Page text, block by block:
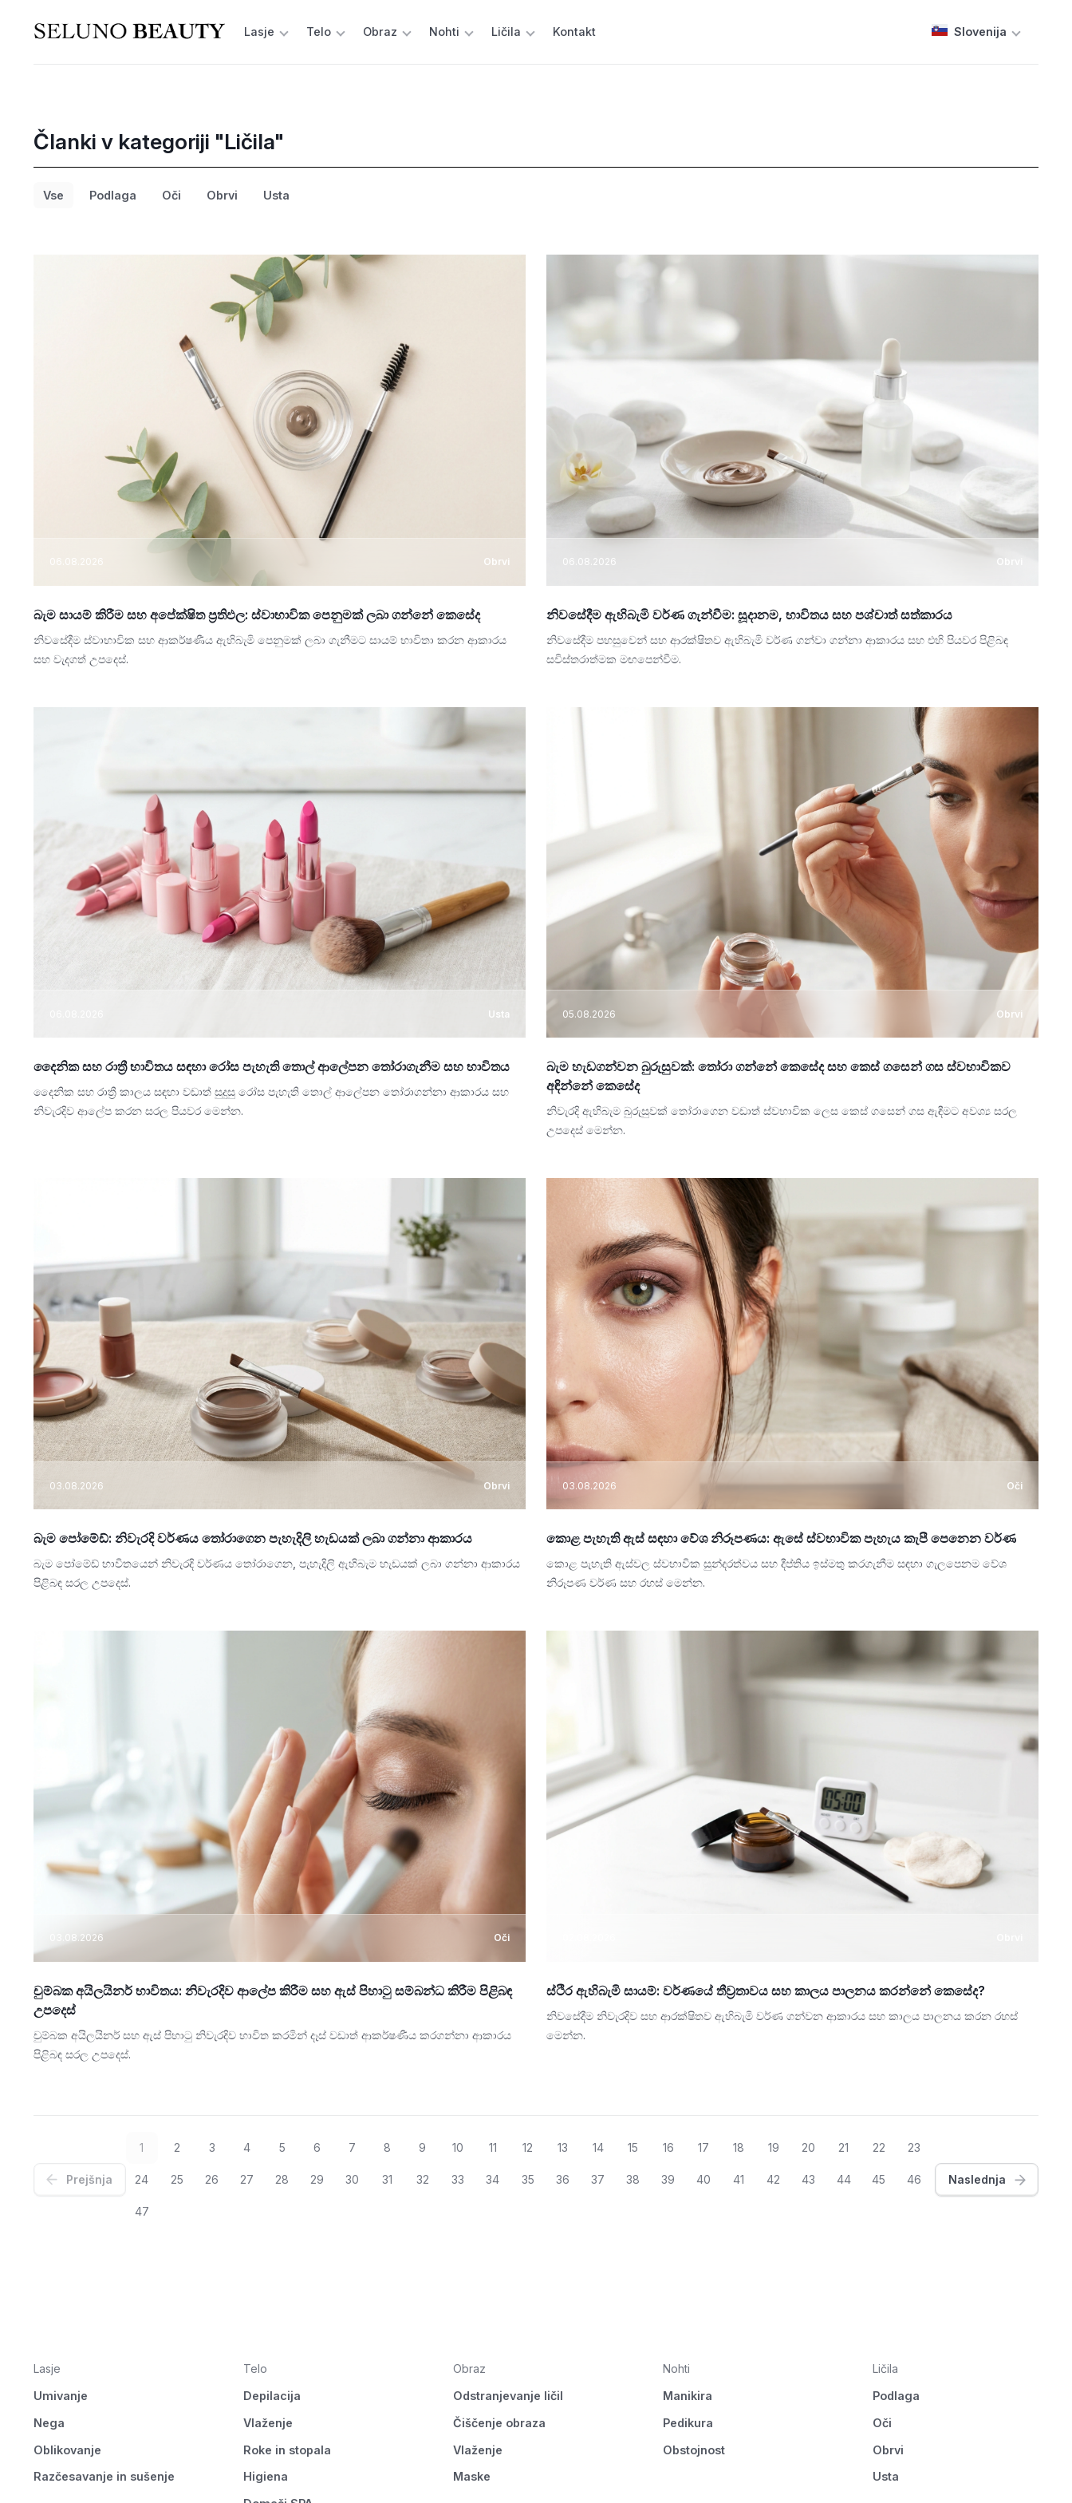
Lasje Telo Obraz Nohti Ličila Kontakt Slovenija
Članki v kategoriji "Ličila"
Vse Podlaga Oči Obrvi Usta
06.08.2026 Obrvi
බැම සායම් කිරීම සහ අපේක්ෂිත ප්‍රතිඵල: ස්වාභාවික පෙනුමක් ලබා ගන්නේ කෙසේද
නිවසේදීම ස්වාභාවික සහ ආකර්ෂණීය ඇහිබැමි පෙනුමක් ලබා ගැනීමට සායම් භාවිතා කරන ආකාරය
සහ වැදගත් උපදෙස්.
06.08.2026 Obrvi
නිවසේදීම ඇහිබැමි වර්ණ ගැන්වීම: සූදානම, භාවිතය සහ පශ්චාත් සත්කාරය
නිවසේදීම පහසුවෙන් සහ ආරක්ෂිතව ඇහිබැමි වර්ණ ගන්වා ගන්නා ආකාරය සහ එහි පියවර පිළිබඳ
සවිස්තරාත්මක මඟපෙන්වීම.
Usta
දෛනික සහ රාත්‍රී භාවිතය සඳහා රෝස පැහැති තොල් ආලේපන තෝරාගැනීම සහ භාවිතය
දෛනික සහ රාත්‍රී කාලය සඳහා වඩාත් සුදුසු රෝස පැහැති තොල් ආලේපන තෝරාගන්නා ආකාරය සහ
නිවැරදිව ආලේප කරන සරල පියවර මෙන්න.
05.08.2026 Obrvi
බැම හැඩගන්වන බුරුසුවක්: තෝරා ගන්නේ කෙසේද සහ කෙස් ගසෙන් ගස ස්වභාවිකව
අඳින්නේ කෙසේද
නිවැරදි ඇහිබැම බුරුසුවක් තෝරාගෙන වඩාත් ස්වභාවික ලෙස කෙස් ගසෙන් ගස ඇඳීමට අවශ්‍ය සරල
උපදෙස් මෙන්න.
03.08.2026 Obrvi
බැම පෝමේඩ්: නිවැරදි වර්ණය තෝරාගෙන පැහැදිලි හැඩයක් ලබා ගන්නා ආකාරය
බැම පෝමේඩ් භාවිතයෙන් නිවැරදි වර්ණය තෝරාගෙන, පැහැදිලි ඇහිබැම හැඩයක් ලබා ගන්නා ආකාරය
පිළිබඳ සරල උපදෙස්.
03.08.2026 Oči
කොළ පැහැති ඇස් සඳහා වේශ නිරූපණය: ඇසේ ස්වභාවික පැහැය කැපී පෙනෙන වර්ණ
කොළ පැහැති ඇස්වල ස්වභාවික සුන්දරත්වය සහ දීප්තිය ඉස්මතු කරගැනීම සඳහා ගැලපෙනම වේශ
නිරූපණ වර්ණ සහ රහස් මෙන්න.
03.08.2026 Oči
චුම්බක අයිලයිනර් භාවිතය: නිවැරදිව ආලේප කිරීම සහ ඇස් පිහාටු සම්බන්ධ කිරීම පිළිබඳ
උපදෙස්
චුම්බක අයිලයිනර් සහ ඇස් පිහාටු නිවැරදිව භාවිත කරමින් දෑස් වඩාත් ආකර්ෂණීය කරගන්නා ආකාරය
පිළිබඳ සරල උපදෙස්.
ස්ථිර ඇහිබැමි සායම්: වර්ණයේ තීව්‍රතාවය සහ කාලය පාලනය කරන්නේ කෙසේද?
නිවසේදීම නිවැරදිව සහ ආරක්ෂිතව ඇහිබැමි වර්ණ ගන්වන ආකාරය සහ කාලය පාලනය කරන රහස්
මෙන්න.
Prejšnja
1 2 3 4 5 6 7 8 9 10 11 12 13 14 15 16 17 18 19 20 21 22 23
24 25 26 27 28 29 30 31 32 33 34 35 36 37 38 39 40 41 42 43 44 45 46
47
Naslednja
Lasje
Umivanje
Nega
Oblikovanje
Razčesavanje in sušenje
Telo
Depilacija
Vlaženje
Roke in stopala
Higiena
Obraz
Odstranjevanje ličil
Čiščenje obraza
Vlaženje
Maske
Nohti
Manikira
Pedikura
Obstojnost
Ličila
Podlaga
Oči
Obrvi
Usta